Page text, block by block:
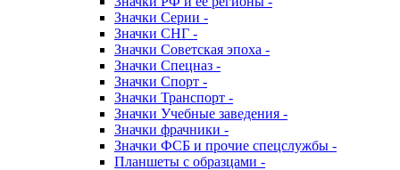
Значки Серии -
Значки СНГ -
Значки Советская эпоха -
Значки Спецназ -
Значки Спорт -
Значки Транспорт -
Значки Учебные заведения -
Значки фрачники -
Значки ФСБ и прочие спецслужбы -
Планшеты с образцами -